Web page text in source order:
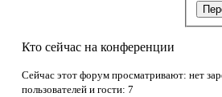
Кто сейчас на конференции
Сейчас этот форум просматривают: нет
пользователей и гости: 7